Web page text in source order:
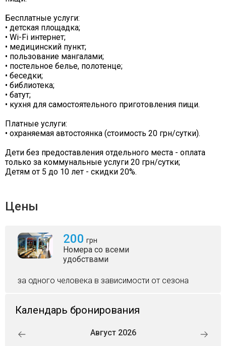
Бесплатные услуги:
• детская площадка;
• Wi-Fi интернет;
• медицинский пункт;
• пользование мангалами;
• постельное белье, полотенце;
• беседки;
• библиотека;
• батут;
• кухня для самостоятельного приготовления пищи.
Платные услуги:
• охраняемая автостоянка (стоимость 20 грн/сутки).
Дети без предоставления отдельного места - оплата
только за коммунальные услуги 20 грн/сутки;
Детям от 5 до 10 лет - скидки 20%.
Цены
200 грн
Номера со всеми
удобствами
за одного человека в зависимости от сезона
Календарь бронирования
Август 2026